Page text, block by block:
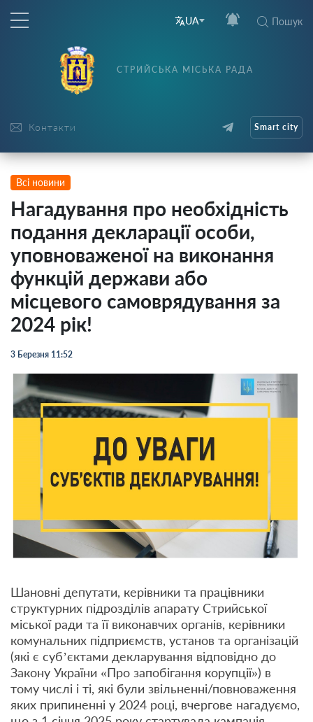
UA Пошук
Контакти
СТРИЙСЬКА МІСЬКА РАДА
Smart city
Всі новини
Нагадування про необхідність
подання декларації особи,
уповноваженої на виконання
функцій держави або
місцевого самоврядування за
2024 рік!
3 Березня 11:52
Шановні депутати, керівники та працівники
структурних підрозділів апарату Стрийської
міської ради та її виконавчих органів, керівники
комунальних підприємств, установ та організацій
(які є суб’єктами декларування відповідно до
Закону України «Про запобігання корупції») в
тому числі і ті, які були звільненні/повноваження
яких припиненні у 2024 році, вчергове нагадуємо,